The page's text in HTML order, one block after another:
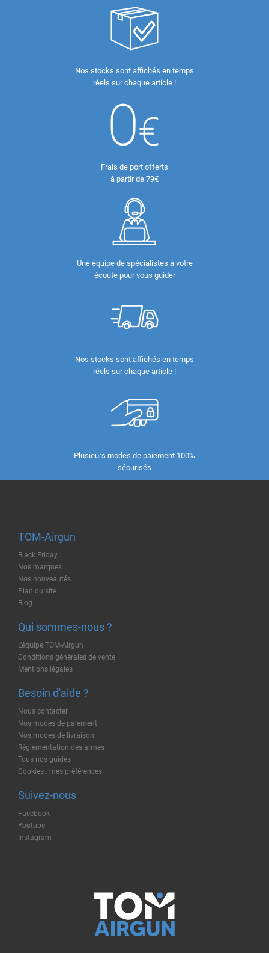
Nos stocks sont affichés en temps
réels sur chaque article !
Frais de port offerts
à partir de 79€
Une équipe de spécialistes à votre
écoute pour vous guider
Nos stocks sont affichés en temps
réels sur chaque article !
Plusieurs modes de paiement 100%
sécurisés
TOM-Airgun
Black Friday
Nos marques
Nos nouveautés
Plan du site
Blog
Qui sommes-nous ?
L'équipe TOM-Airgun
Conditions générales de vente
Mentions légales
Besoin d'aide ?
Nous contacter
Nos modes de paiement
Nos modes de livraison
Règlementation des armes
Tous nos guides
Cookies : mes préférences
Suivez-nous
Facebook
Youtube
Instagram